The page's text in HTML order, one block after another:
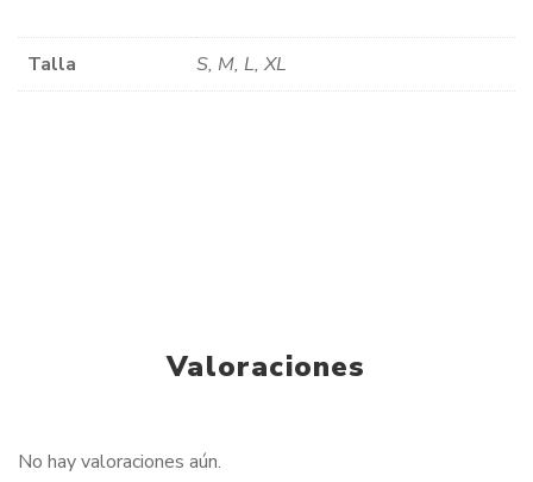
Talla S, M, L, XL
Valoraciones
No hay valoraciones aún.